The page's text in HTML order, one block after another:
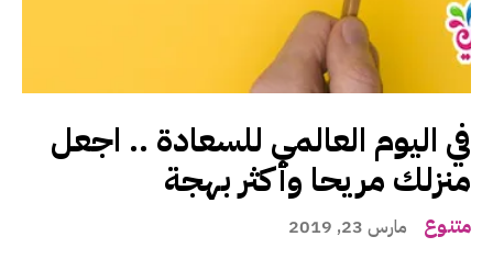
في اليوم العالمي للسعادة .. اجعل
منزلك مريحا وأكثر بهجة
متنوع مارس 23, 2019